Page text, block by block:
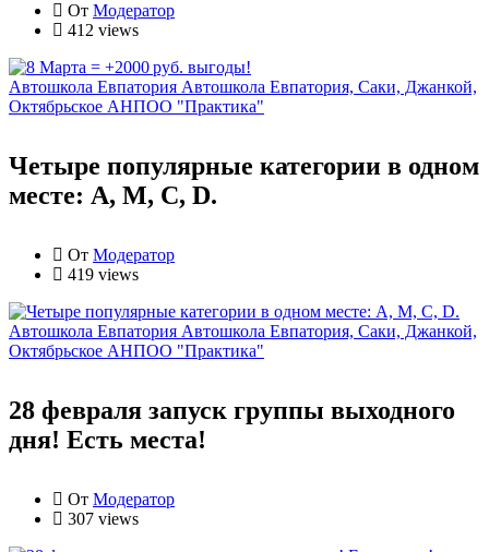
От Модератор
412 views
Автошкола Евпатория Автошкола Евпатория, Саки, Джанкой,
Октябрьское АНПОО "Практика"
Четыре популярные категории в одном
месте: А, М, С, D.
От Модератор
419 views
Автошкола Евпатория Автошкола Евпатория, Саки, Джанкой,
Октябрьское АНПОО "Практика"
28 февраля запуск группы выходного
дня! Есть места!
От Модератор
307 views